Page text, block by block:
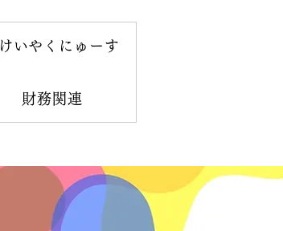
けいやくにゅーす
財務関連